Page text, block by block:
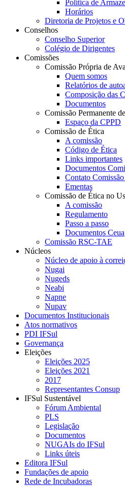
Política de
Horários
Diretoria de Projetos e
Conselhos
Conselho Superior
Colégio de Dirigentes
Comissões
Comissão Própria de
Quem somos
Relatórios de
Composição das
Documentos
Comissão Permanente
Espaço da CPPD
Comissão de Ética
A comissão
Código de Ética
Links importantes
Documentos
Contato
Ementas
Comissão de Ética no
A comissão
Regulamento
Passo a passo
Documentos Ceua
Comissão RSC-TAE
Núcleos
Núcleo de apoio à
Nugai
Nugeds
Neabi
Napne
Nupav
Documentos Institucionais
Atos normativos
PDI IFSul
Governança
Eleições
Eleições 2025
Eleições 2021
2017
Representantes Consup
IFSul Sustentável
Fórum Ambiental
PLS
Legislação
Documentos
NUGAIs do IFSul
Links úteis
Editora IFSul
Fundações de apoio
Rede de Incubadoras